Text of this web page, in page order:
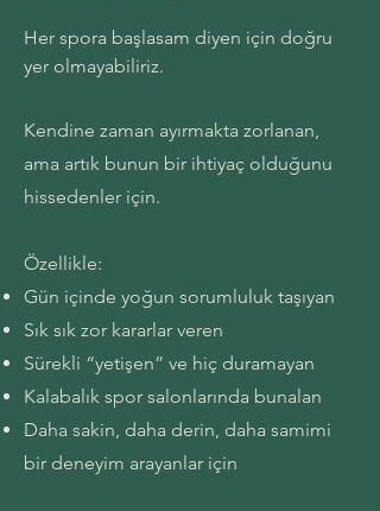
Her spora başlasam diyen için doğru
yer olmayabiliriz.
Kendine zaman ayırmakta zorlanan,
ama artık bunun bir ihtiyaç olduğunu
hissedenler için.
Özellikle:
Gün içinde yoğun sorumluluk taşıyan
Sık sık zor kararlar veren
Sürekli “yetişen” ve hiç duramayan
Kalabalık spor salonlarında bunalan
Daha sakin, daha derin, daha samimi
bir deneyim arayanlar için​